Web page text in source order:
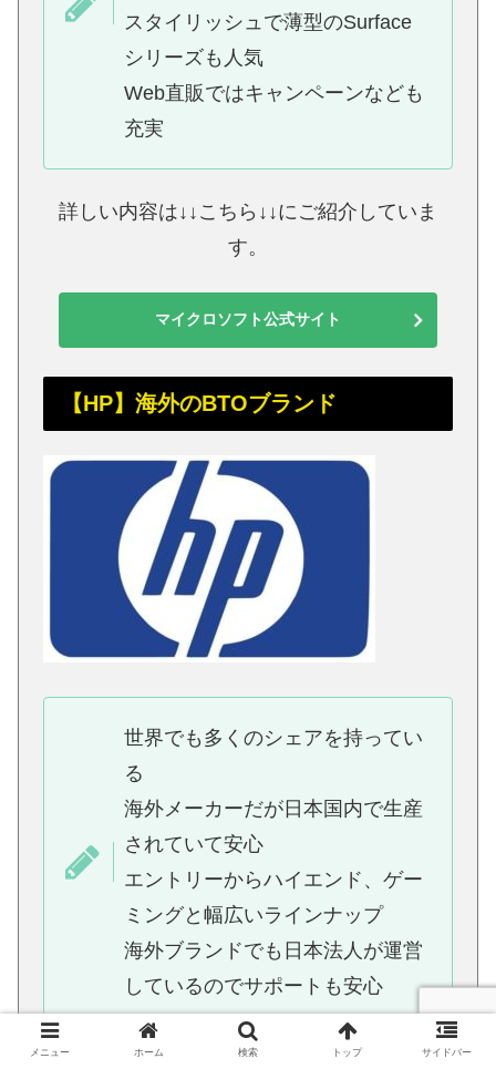
スタイリッシュで薄型のSurface
シリーズも人気
Web直販ではキャンペーンなども
充実
詳しい内容は↓↓こちら↓↓にご紹介していま
す。
マイクロソフト公式サイト
【HP】海外のBTOブランド
世界でも多くのシェアを持ってい
る
海外メーカーだが日本国内で生産
されていて安心
エントリーからハイエンド、ゲー
ミングと幅広いラインナップ
海外ブランドでも日本法人が運営
しているのでサポートも安心
メニュー ホーム 検索 トップ サイドバー